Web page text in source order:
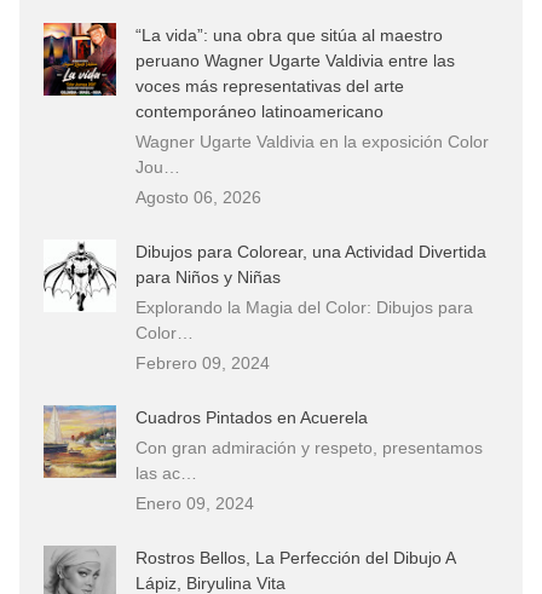
“La vida”: una obra que sitúa al maestro
peruano Wagner Ugarte Valdivia entre las
voces más representativas del arte
contemporáneo latinoamericano
Wagner Ugarte Valdivia en la exposición Color
Jou…
Agosto 06, 2026
Dibujos para Colorear, una Actividad Divertida
para Niños y Niñas
Explorando la Magia del Color: Dibujos para
Color…
Febrero 09, 2024
Cuadros Pintados en Acuerela
Con gran admiración y respeto, presentamos
las ac…
Enero 09, 2024
Rostros Bellos, La Perfección del Dibujo A
Lápiz, Biryulina Vita